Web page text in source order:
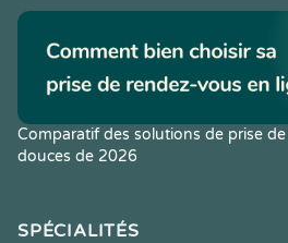
Comparatif des solutions de prise
douces de 2026
SPÉCIALITÉS